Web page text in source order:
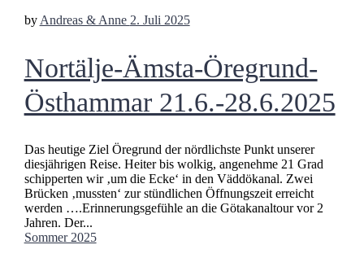
byAndreas & Anne 2. Juli 2025
Nortälje-Ämsta-Öregrund-
Östhammar 21.6.-28.6.2025
Das heutige Ziel Öregrund der nördlichste Punkt unserer
diesjährigen Reise. Heiter bis wolkig, angenehme 21 Grad
schipperten wir ‚um die Ecke‘ in den Väddökanal. Zwei
Brücken ‚mussten‘ zur stündlichen Öffnungszeit erreicht
werden ….Erinnerungsgefühle an die Götakanaltour vor 2
Jahren. Der...
Sommer 2025